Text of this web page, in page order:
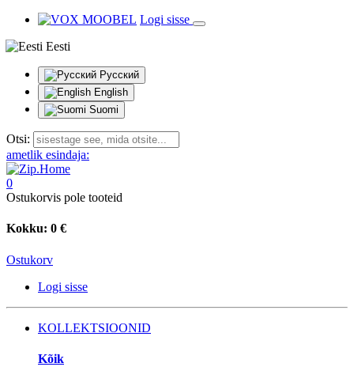
Logi sisse
Eesti
Русский
English
Suomi
Otsi:
ametlik esindaja:
0
Ostukorvis pole tooteid
Kokku: 0 €
Ostukorv
Logi sisse
KOLLEKTSIOONID
Kõik